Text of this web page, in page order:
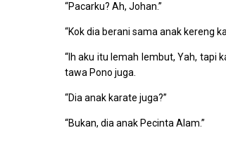
“Pacarku? Ah, Johan.”
“Kok dia berani sama anak kereng
“Ih aku itu lemah lembut, Yah, tapi
tawa Pono juga.
“Dia anak karate juga?”
“Bukan, dia anak Pecinta Alam.”